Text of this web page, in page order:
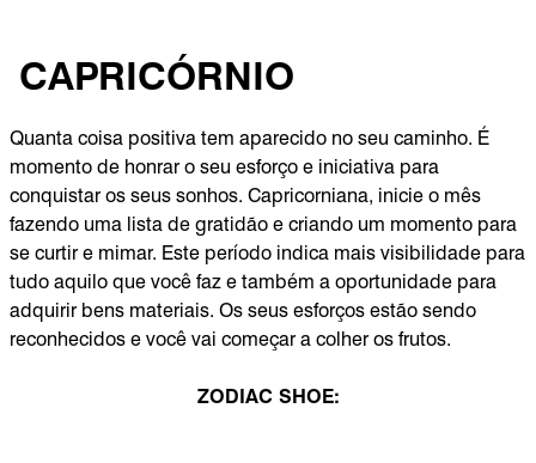
CAPRICÓRNIO
Quanta coisa positiva tem aparecido no seu caminho. É
momento de honrar o seu esforço e iniciativa para
conquistar os seus sonhos. Capricorniana, inicie o mês
fazendo uma lista de gratidão e criando um momento para
se curtir e mimar. Este período indica mais visibilidade para
tudo aquilo que você faz e também a oportunidade para
adquirir bens materiais. Os seus esforços estão sendo
reconhecidos e você vai começar a colher os frutos.
ZODIAC SHOE: